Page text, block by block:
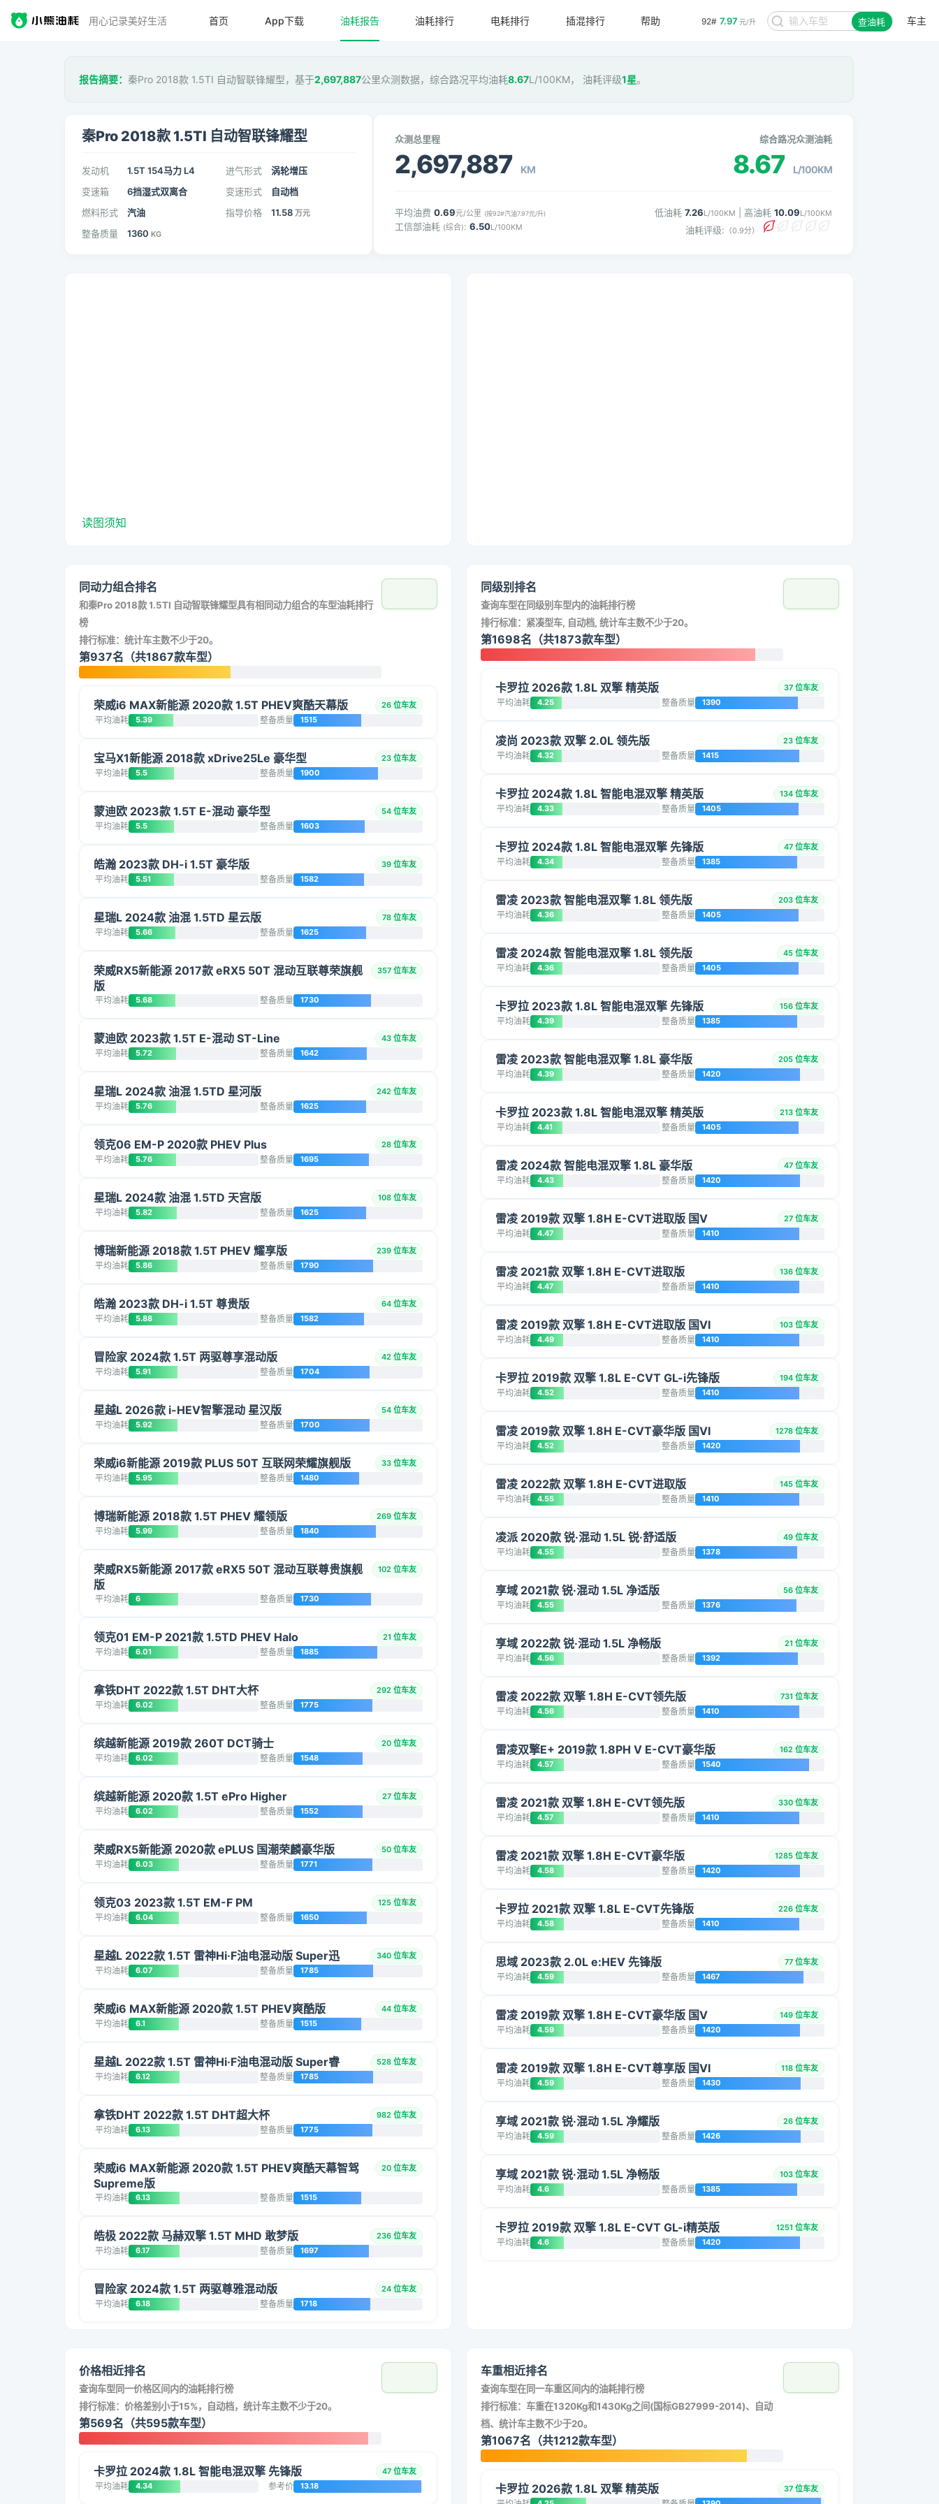
用心记录美好生活 92# 7.97 元/升 查油耗 车主
首页 App下载 油耗报告 油耗排行 电耗排行 插混排行 帮助
报告摘要： 秦Pro 2018款 1.5TI 自动智联锋耀型，基于2,697,887公里众测数据，综合路况平均油耗8.67L/100KM， 油耗评级1星。
秦Pro 2018款 1.5TI 自动智联锋耀型
发动机 1.5T 154马力 L4 进气形式
涡轮增压
变速箱
6挡湿式双离合 变速形式
自动档
燃料形式
汽油 指导价格 11.58 万元
整备质量 1360 KG
众测总里程
2,697,887 KM
综合路况众测油耗
8.67 L/100KM
平均油费 0.69元/公里 (按92#汽油7.97元/升)
工信部油耗 (综合): 6.50L/100KM
低油耗 7.26L/100KM | 高油耗 10.09L/100KM
油耗评级: （0.9分）
读图须知
同动力组合排名
和秦Pro 2018款 1.5TI 自动智联锋耀型具有相同动力组合的车型油耗排行
榜
排行标准：统计车主数不少于20。
第937名（共1867款车型）
荣威i6 MAX新能源 2020款 1.5T PHEV爽酷天幕版 26 位车友
平均油耗 5.39 整备质量 1515
宝马X1新能源 2018款 xDrive25Le 豪华型 23 位车友
平均油耗 5.5 整备质量 1900
蒙迪欧 2023款 1.5T E-混动 豪华型 54 位车友
平均油耗 5.5 整备质量 1603
皓瀚 2023款 DH-i 1.5T 豪华版 39 位车友
平均油耗 5.51 整备质量 1582
星瑞L 2024款 油混 1.5TD 星云版 78 位车友
平均油耗 5.66 整备质量 1625
荣威RX5新能源 2017款 eRX5 50T 混动互联尊荣旗舰
版
357 位车友
平均油耗 5.68 整备质量 1730
蒙迪欧 2023款 1.5T E-混动 ST-Line 43 位车友
平均油耗 5.72 整备质量 1642
星瑞L 2024款 油混 1.5TD 星河版 242 位车友
平均油耗 5.76 整备质量 1625
领克06 EM-P 2020款 PHEV Plus 28 位车友
平均油耗 5.76 整备质量 1695
星瑞L 2024款 油混 1.5TD 天宫版 108 位车友
平均油耗 5.82 整备质量 1625
博瑞新能源 2018款 1.5T PHEV 耀享版 239 位车友
平均油耗 5.86 整备质量 1790
皓瀚 2023款 DH-i 1.5T 尊贵版 64 位车友
平均油耗 5.88 整备质量 1582
冒险家 2024款 1.5T 两驱尊享混动版 42 位车友
平均油耗 5.91 整备质量 1704
星越L 2026款 i-HEV智擎混动 星汉版 54 位车友
平均油耗 5.92 整备质量 1700
荣威i6新能源 2019款 PLUS 50T 互联网荣耀旗舰版 33 位车友
平均油耗 5.95 整备质量 1480
博瑞新能源 2018款 1.5T PHEV 耀领版 269 位车友
平均油耗 5.99 整备质量 1840
荣威RX5新能源 2017款 eRX5 50T 混动互联尊贵旗舰
版
102 位车友
平均油耗 6 整备质量 1730
领克01 EM-P 2021款 1.5TD PHEV Halo 21 位车友
平均油耗 6.01 整备质量 1885
拿铁DHT 2022款 1.5T DHT大杯 292 位车友
平均油耗 6.02 整备质量 1775
缤越新能源 2019款 260T DCT骑士 20 位车友
平均油耗 6.02 整备质量 1548
缤越新能源 2020款 1.5T ePro Higher 27 位车友
平均油耗 6.02 整备质量 1552
荣威RX5新能源 2020款 ePLUS 国潮荣麟豪华版 50 位车友
平均油耗 6.03 整备质量 1771
领克03 2023款 1.5T EM-F PM 125 位车友
平均油耗 6.04 整备质量 1650
星越L 2022款 1.5T 雷神Hi·F油电混动版 Super迅 340 位车友
平均油耗 6.07 整备质量 1785
荣威i6 MAX新能源 2020款 1.5T PHEV爽酷版 44 位车友
平均油耗 6.1 整备质量 1515
星越L 2022款 1.5T 雷神Hi·F油电混动版 Super睿 528 位车友
平均油耗 6.12 整备质量 1785
拿铁DHT 2022款 1.5T DHT超大杯 982 位车友
平均油耗 6.13 整备质量 1775
荣威i6 MAX新能源 2020款 1.5T PHEV爽酷天幕智驾
Supreme版
20 位车友
平均油耗 6.13 整备质量 1515
皓极 2022款 马赫双擎 1.5T MHD 敢梦版 236 位车友
平均油耗 6.17 整备质量 1697
冒险家 2024款 1.5T 两驱尊雅混动版 24 位车友
平均油耗 6.18 整备质量 1718
同级别排名
查询车型在同级别车型内的油耗排行榜
排行标准：紧凑型车, 自动档, 统计车主数不少于20。
第1698名（共1873款车型）
卡罗拉 2026款 1.8L 双擎 精英版 37 位车友
平均油耗 4.25 整备质量 1390
凌尚 2023款 双擎 2.0L 领先版 23 位车友
平均油耗 4.32 整备质量 1415
卡罗拉 2024款 1.8L 智能电混双擎 精英版 134 位车友
平均油耗 4.33 整备质量 1405
卡罗拉 2024款 1.8L 智能电混双擎 先锋版 47 位车友
平均油耗 4.34 整备质量 1385
雷凌 2023款 智能电混双擎 1.8L 领先版 203 位车友
平均油耗 4.36 整备质量 1405
雷凌 2024款 智能电混双擎 1.8L 领先版 45 位车友
平均油耗 4.36 整备质量 1405
卡罗拉 2023款 1.8L 智能电混双擎 先锋版 156 位车友
平均油耗 4.39 整备质量 1385
雷凌 2023款 智能电混双擎 1.8L 豪华版 205 位车友
平均油耗 4.39 整备质量 1420
卡罗拉 2023款 1.8L 智能电混双擎 精英版 213 位车友
平均油耗 4.41 整备质量 1405
雷凌 2024款 智能电混双擎 1.8L 豪华版 47 位车友
平均油耗 4.43 整备质量 1420
雷凌 2019款 双擎 1.8H E-CVT进取版 国V 27 位车友
平均油耗 4.47 整备质量 1410
雷凌 2021款 双擎 1.8H E-CVT进取版 136 位车友
平均油耗 4.47 整备质量 1410
雷凌 2019款 双擎 1.8H E-CVT进取版 国VI 103 位车友
平均油耗 4.49 整备质量 1410
卡罗拉 2019款 双擎 1.8L E-CVT GL-i先锋版 194 位车友
平均油耗 4.52 整备质量 1410
雷凌 2019款 双擎 1.8H E-CVT豪华版 国VI 1278 位车友
平均油耗 4.52 整备质量 1420
雷凌 2022款 双擎 1.8H E-CVT进取版 145 位车友
平均油耗 4.55 整备质量 1410
凌派 2020款 锐·混动 1.5L 锐·舒适版 49 位车友
平均油耗 4.55 整备质量 1378
享域 2021款 锐·混动 1.5L 净适版 56 位车友
平均油耗 4.55 整备质量 1376
享域 2022款 锐·混动 1.5L 净畅版 21 位车友
平均油耗 4.56 整备质量 1392
雷凌 2022款 双擎 1.8H E-CVT领先版 731 位车友
平均油耗 4.56 整备质量 1410
雷凌双擎E+ 2019款 1.8PH V E-CVT豪华版 162 位车友
平均油耗 4.57 整备质量 1540
雷凌 2021款 双擎 1.8H E-CVT领先版 330 位车友
平均油耗 4.57 整备质量 1410
雷凌 2021款 双擎 1.8H E-CVT豪华版 1285 位车友
平均油耗 4.58 整备质量 1420
卡罗拉 2021款 双擎 1.8L E-CVT先锋版 226 位车友
平均油耗 4.58 整备质量 1410
思域 2023款 2.0L e:HEV 先锋版 77 位车友
平均油耗 4.59 整备质量 1467
雷凌 2019款 双擎 1.8H E-CVT豪华版 国V 149 位车友
平均油耗 4.59 整备质量 1420
雷凌 2019款 双擎 1.8H E-CVT尊享版 国VI 118 位车友
平均油耗 4.59 整备质量 1430
享域 2021款 锐·混动 1.5L 净耀版 26 位车友
平均油耗 4.59 整备质量 1426
享域 2021款 锐·混动 1.5L 净畅版 103 位车友
平均油耗 4.6 整备质量 1385
卡罗拉 2019款 双擎 1.8L E-CVT GL-i精英版 1251 位车友
平均油耗 4.6 整备质量 1420
价格相近排名
查询车型同一价格区间内的油耗排行榜
排行标准：价格差别小于15%，自动档，统计车主数不少于20。
第569名（共595款车型）
卡罗拉 2024款 1.8L 智能电混双擎 先锋版 47 位车友
平均油耗 4.34 参考价 13.18
车重相近排名
查询车型在同一车重区间内的油耗排行榜
排行标准：车重在1320Kg和1430Kg之间(国标GB27999-2014)、自动
档、统计车主数不少于20。
第1067名（共1212款车型）
卡罗拉 2026款 1.8L 双擎 精英版 37 位车友